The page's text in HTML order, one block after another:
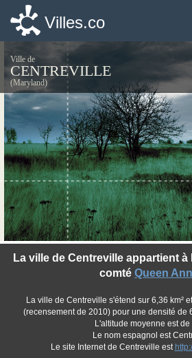
Villes.co
Ville de
CENTREVILLE
(Maryland)
La ville de Centreville appartient à
comté Queen
La ville de Centreville s'étend sur 6,36 km²
(recensement de 2010) pour une densité de
L'altitude moyenne est de
Le nom espagnol est
Le site Internet de Centreville est
Villes.co